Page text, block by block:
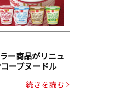
ー商品がリニュ
ープヌードル
続きを読む